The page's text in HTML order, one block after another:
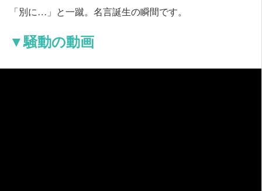
「別に…」と一蹴。名言誕生の瞬間です。
▼騒動の動画